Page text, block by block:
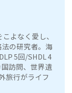
よなく愛し、
の研究者。海
5回/SHDL 4
訪問、世界遺
旅行がライフ